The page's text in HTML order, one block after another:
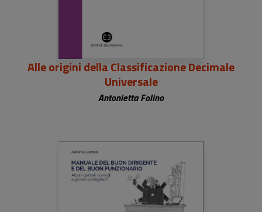
Alle origini della Classificazione Decimale
Universale
Antonietta Folino